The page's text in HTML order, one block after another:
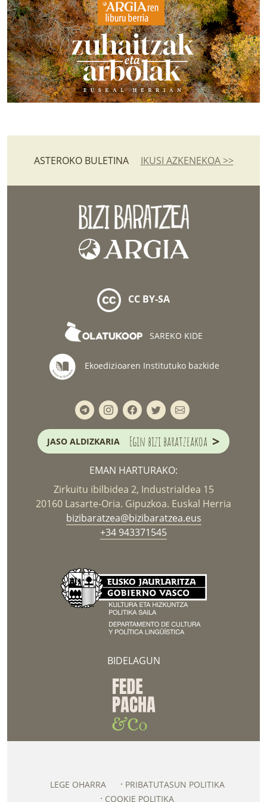
ASTEROKO BULETINA IKUSI AZKENEKOA >>
CC BY-SA
SAREKO KIDE
Ekoedizioaren Institutuko bazkide
JASO ALDIZKARIA Egin bizi baratzeakoa >
EMAN HARTURAKO:
Zirkuitu ibilbidea 2, Industrialdea 15
20160 Lasarte-Oria. Gipuzkoa. Euskal Herria
bizibaratzea@bizibaratzea.eus
+34 943371545
BIDELAGUN
LEGE OHARRA
PRIBATUTASUN POLITIKA
COOKIE POLITIKA